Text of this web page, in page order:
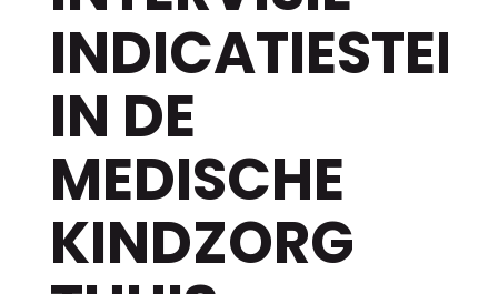
IN DE
MEDISCHE
KINDZORG